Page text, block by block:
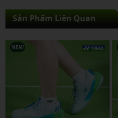
Sản Phẩm Liên Quan
NEW